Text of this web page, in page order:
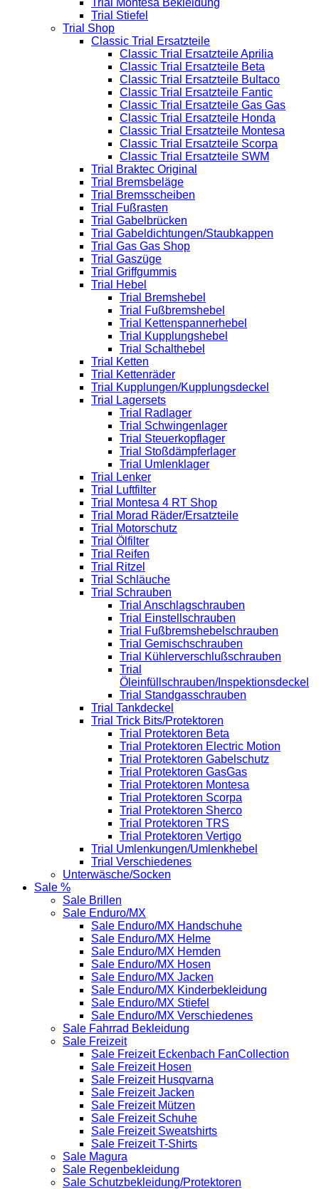
Trial Montesa Bekleidung
Trial Stiefel
Trial Shop
Classic Trial Ersatzteile
Classic Trial Ersatzteile Aprilia
Classic Trial Ersatzteile Beta
Classic Trial Ersatzteile Bultaco
Classic Trial Ersatzteile Fantic
Classic Trial Ersatzteile Gas Gas
Classic Trial Ersatzteile Honda
Classic Trial Ersatzteile Montesa
Classic Trial Ersatzteile Scorpa
Classic Trial Ersatzteile SWM
Trial Braktec Original
Trial Bremsbeläge
Trial Bremsscheiben
Trial Fußrasten
Trial Gabelbrücken
Trial Gabeldichtungen/Staubkappen
Trial Gas Gas Shop
Trial Gaszüge
Trial Griffgummis
Trial Hebel
Trial Bremshebel
Trial Fußbremshebel
Trial Kettenspannerhebel
Trial Kupplungshebel
Trial Schalthebel
Trial Ketten
Trial Kettenräder
Trial Kupplungen/Kupplungsdeckel
Trial Lagersets
Trial Radlager
Trial Schwingenlager
Trial Steuerkopflager
Trial Stoßdämpferlager
Trial Umlenklager
Trial Lenker
Trial Luftfilter
Trial Montesa 4 RT Shop
Trial Morad Räder/Ersatzteile
Trial Motorschutz
Trial Ölfilter
Trial Reifen
Trial Ritzel
Trial Schläuche
Trial Schrauben
Trial Anschlagschrauben
Trial Einstellschrauben
Trial Fußbremshebelschrauben
Trial Gemischschrauben
Trial Kühlerverschlußschrauben
Trial
Öleinfüllschrauben/Inspektionsdeckel
Trial Standgasschrauben
Trial Tankdeckel
Trial Trick Bits/Protektoren
Trial Protektoren Beta
Trial Protektoren Electric Motion
Trial Protektoren Gabelschutz
Trial Protektoren GasGas
Trial Protektoren Montesa
Trial Protektoren Scorpa
Trial Protektoren Sherco
Trial Protektoren TRS
Trial Protektoren Vertigo
Trial Umlenkungen/Umlenkhebel
Trial Verschiedenes
Unterwäsche/Socken
Sale %
Sale Brillen
Sale Enduro/MX
Sale Enduro/MX Handschuhe
Sale Enduro/MX Helme
Sale Enduro/MX Hemden
Sale Enduro/MX Hosen
Sale Enduro/MX Jacken
Sale Enduro/MX Kinderbekleidung
Sale Enduro/MX Stiefel
Sale Enduro/MX Verschiedenes
Sale Fahrrad Bekleidung
Sale Freizeit
Sale Freizeit Eckenbach FanCollection
Sale Freizeit Hosen
Sale Freizeit Husqvarna
Sale Freizeit Jacken
Sale Freizeit Mützen
Sale Freizeit Schuhe
Sale Freizeit Sweatshirts
Sale Freizeit T-Shirts
Sale Magura
Sale Regenbekleidung
Sale Schutzbekleidung/Protektoren